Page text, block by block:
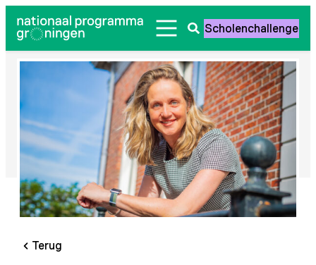
naar
de
Zoeken
openen
Scholenchallenge
Terug